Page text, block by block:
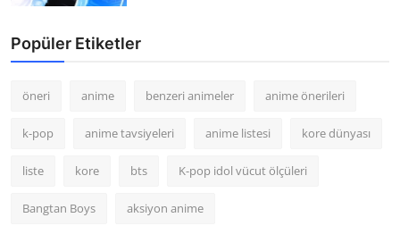
Popüler Etiketler
öneri anime benzeri animeler anime önerileri
k-pop anime tavsiyeleri anime listesi kore dünyası
liste kore bts K-pop idol vücut ölçüleri
Bangtan Boys aksiyon anime